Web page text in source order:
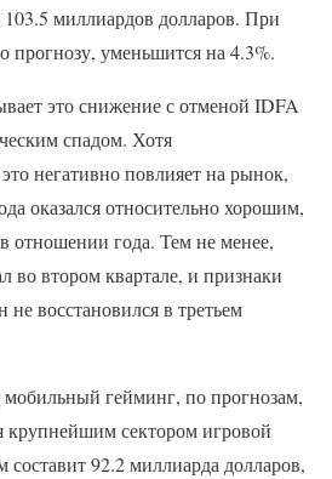
миллиардов долларов. При
прогнозу, уменьшится на 4.3%.
это снижение с отменой IDFA
спадом. Хотя
негативно повлияет на рынок,
оказался относительно хорошим,
отношении года. Тем не менее,
во втором квартале, и признаки
восстановился в третьем
мобильный гейминг, по прогнозам,
крупнейшим сектором игровой
92.2 миллиарда долларов,